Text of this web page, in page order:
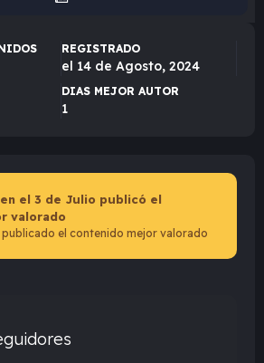
REGISTRADO
el 14 de Agosto, 2024
DIAS MEJOR AUTOR
1
el 3 de Julio publicó el
valorado
publicado el contenido mejor valorado